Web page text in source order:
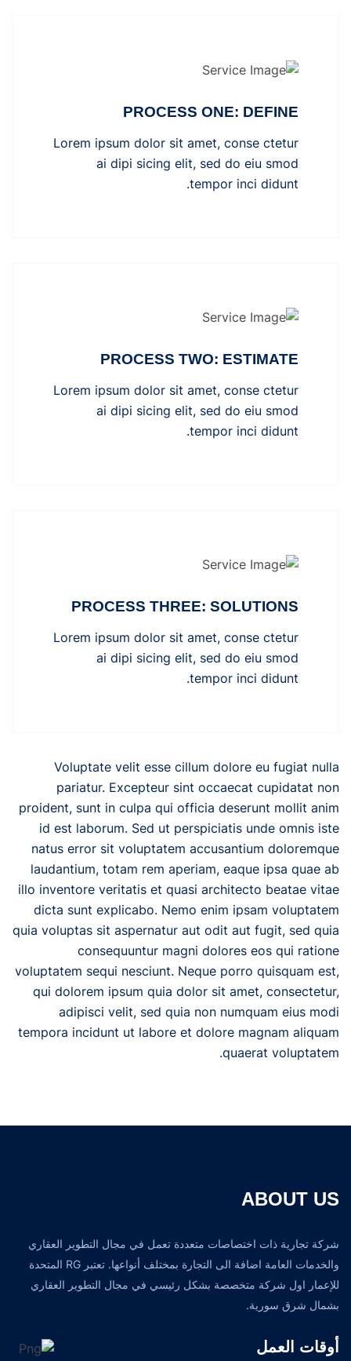
PROCESS ONE: DEFINE
Lorem ipsum dolor sit amet, conse ctetur
ai dipi sicing elit, sed do eiu smod
tempor inci didunt.
PROCESS TWO: ESTIMATE
Lorem ipsum dolor sit amet, conse ctetur
ai dipi sicing elit, sed do eiu smod
tempor inci didunt.
PROCESS THREE: SOLUTIONS
Lorem ipsum dolor sit amet, conse ctetur
ai dipi sicing elit, sed do eiu smod
tempor inci didunt.
Voluptate velit esse cillum dolore eu fugiat nulla
pariatur. Excepteur sint occaecat cupidatat non
proident, sunt in culpa qui officia deserunt mollit anim
id est laborum. Sed ut perspiciatis unde omnis iste
natus error sit voluptatem accusantium doloremque
laudantium, totam rem aperiam, eaque ipsa quae ab
illo inventore veritatis et quasi architecto beatae vitae
dicta sunt explicabo. Nemo enim ipsam voluptatem
quia voluptas sit aspernatur aut odit aut fugit, sed quia
consequuntur magni dolores eos qui ratione
voluptatem sequi nesciunt. Neque porro quisquam est,
qui dolorem ipsum quia dolor sit amet, consectetur,
adipisci velit, sed quia non numquam eius modi
tempora incidunt ut labore et dolore magnam aliquam
quaerat voluptatem.
ABOUT US
شركة تجارية ذات اختصاصات متعددة تعمل في مجال التطوير العقاري
والخدمات العامة اضافة الى التجارة بمختلف أنواعها. تعتبر RG المتحدة
للإعمار اول شركة متخصصة بشكل رئيسي في مجال التطوير العقاري
بشمال شرق سورية.
أوقات العمل